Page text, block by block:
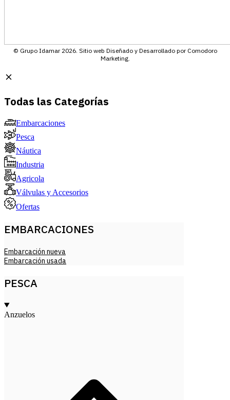
© Grupo Idamar 2026. Sitio web Diseñado y Desarrollado por Comodoro
Marketing.
Todas las Categorías
Embarcaciones
Pesca
Náutica
Industria
Agricola
Válvulas y Accesorios
Ofertas
EMBARCACIONES
Embarcación nueva
Embarcación usada
PESCA
Anzuelos